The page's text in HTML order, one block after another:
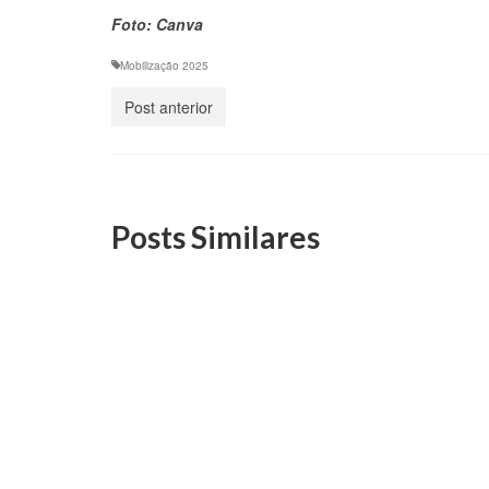
Foto: Canva
Mobilização 2025
Post anterior
Posts Similares